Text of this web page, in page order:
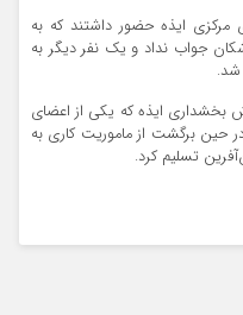
مرکزی ایذه حضور داشتند که به
جواب نداد و یک نفر دیگر به
شد.
بخشداری ایذه که یکی از اعضای
حین برگشت از ماموریت کاری به
تسلیم کرد.